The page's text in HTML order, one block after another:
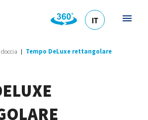
IT
Tempo DeLuxe rettangolare